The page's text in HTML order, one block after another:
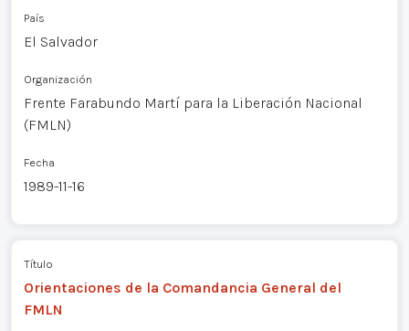
País
El Salvador
Organización
Frente Farabundo Martí para la Liberación Nacional
(FMLN)
Fecha
1989-11-16
Título
Orientaciones de la Comandancia General del
FMLN